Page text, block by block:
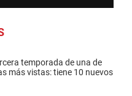
temporada de una de
más vistas: tiene 10 nuevos